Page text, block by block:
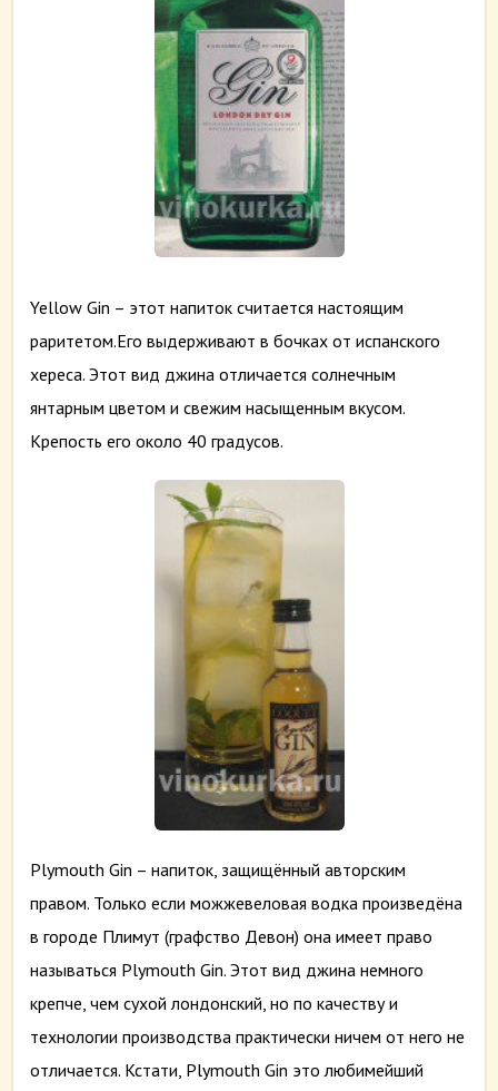
Yellow Gin – этот напиток считается настоящим
раритетом.Его выдерживают в бочках от испанского
хереса. Этот вид джина отличается солнечным
янтарным цветом и свежим насыщенным вкусом.
Крепость его около 40 градусов.
Plymouth Gin – напиток, защищённый авторским
правом. Только если можжевеловая водка произведёна
в городе Плимут (графство Девон) она имеет право
называться Plymouth Gin. Этот вид джина немного
крепче, чем сухой лондонский, но по качеству и
технологии производства практически ничем от него не
отличается. Кстати, Plymouth Gin это любимейший